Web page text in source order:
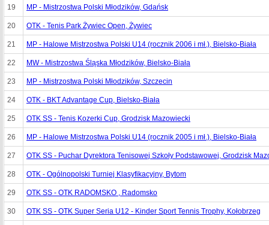
19 MP - Mistrzostwa Polski Młodzików, Gdańsk
20 OTK - Tenis Park Żywiec Open, Żywiec
21 MP - Halowe Mistrzostwa Polski U14 (rocznik 2006 i mł.), Bielsko-Biała
22 MW - Mistrzostwa Śląska Młodzików, Bielsko-Biała
23 MP - Mistrzostwa Polski Młodzików, Szczecin
24 OTK - BKT Advantage Cup, Bielsko-Biała
25 OTK SS - Tenis Kozerki Cup, Grodzisk Mazowiecki
26 MP - Halowe Mistrzostwa Polski U14 (rocznik 2005 i mł.), Bielsko-Biała
27 OTK SS - Puchar Dyrektora Tenisowej Szkoły Podstawowej, Grodzisk
28 OTK - Ogólnopolski Turniej Klasyfikacyjny, Bytom
29 OTK SS - OTK RADOMSKO , Radomsko
30 OTK SS - OTK Super Seria U12 - Kinder Sport Tennis Trophy, Kołobrzeg